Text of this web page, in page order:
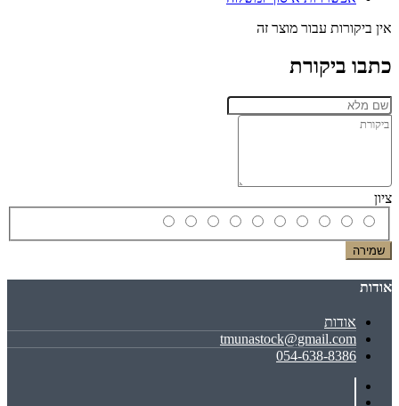
אין ביקורות עבור מוצר זה
כתבו ביקורת
ציון
שמירה
אודות
אודות
tmunastock@gmail.com
054-638-8386